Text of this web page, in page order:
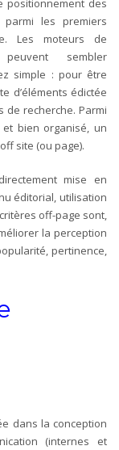
positionnement des
les premiers
Les moteurs de
sembler
simple : pour être
d’éléments édictée
de recherche. Parmi
bien organisé, un
site (ou page).
mise en
éditorial, utilisation
off-page sont,
la perception
pertinence,
dans la conception
(internes et